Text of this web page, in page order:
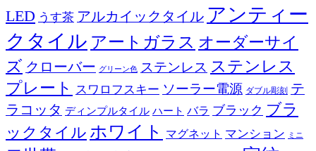
LED うす茶 アルカイックタイル アンティー
クタイル アートガラス オーダーサイ
ズ クローバー グリーン色 ステンレス ステンレス
プレート スワロフスキー ソーラー電源 ダブル彫刻 テ
ラコッタ ディンプルタイル ハート バラ ブラック ブラ
ックタイル ホワイト マグネット マンション ミニ